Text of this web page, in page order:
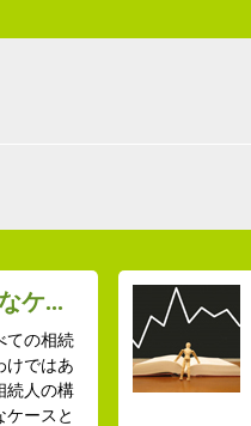
ケ...
ての相続
けではあ
続人の構
ケースと